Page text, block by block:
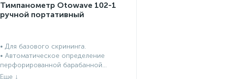
Тимпанометр Otowave 102-1
ручной портативный
• Для базового скрининга.
• Автоматическое определение
перфорированной барабанной...